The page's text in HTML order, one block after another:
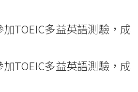
TOEIC多益英語測驗，成
TOEIC多益英語測驗，成